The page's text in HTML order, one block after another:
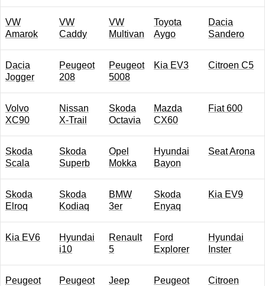
VW
Amarok
VW
Caddy
VW
Multivan
Toyota
Aygo
Dacia
Sandero
Dacia
Jogger
Peugeot
208
Peugeot
5008
Kia EV3 Citroen C5
Volvo
XC90
Nissan
X-Trail
Skoda
Octavia
Mazda
CX60
Fiat 600
Skoda
Scala
Skoda
Superb
Opel
Mokka
Hyundai
Bayon
Seat Arona
Skoda
Elroq
Skoda
Kodiaq
BMW
3er
Skoda
Enyaq
Kia EV9
Kia EV6
Hyundai
i10
Renault
5
Ford
Explorer
Hyundai
Inster
Peugeot
Peugeot
Jeep
Peugeot
Citroen